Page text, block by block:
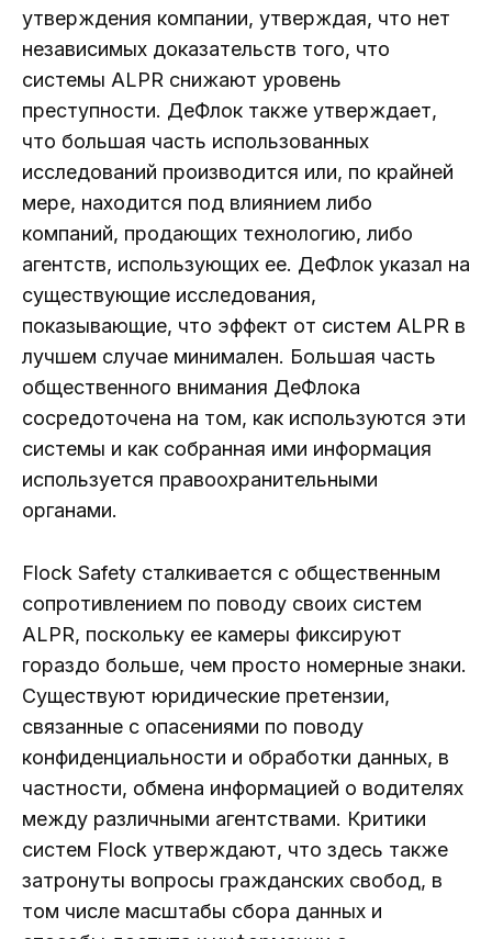
утверждения компании, утверждая, что нет
независимых доказательств того, что
системы ALPR снижают уровень
преступности. ДеФлок также утверждает,
что большая часть использованных
исследований производится или, по крайней
мере, находится под влиянием либо
компаний, продающих технологию, либо
агентств, использующих ее. ДеФлок указал на
существующие исследования,
показывающие, что эффект от систем ALPR в
лучшем случае минимален. Большая часть
общественного внимания ДеФлока
сосредоточена на том, как используются эти
системы и как собранная ими информация
используется правоохранительными
органами.
Flock Safety сталкивается с общественным
сопротивлением по поводу своих систем
ALPR, поскольку ее камеры фиксируют
гораздо больше, чем просто номерные знаки.
Существуют юридические претензии,
связанные с опасениями по поводу
конфиденциальности и обработки данных, в
частности, обмена информацией о водителях
между различными агентствами. Критики
систем Flock утверждают, что здесь также
затронуты вопросы гражданских свобод, в
том числе масштабы сбора данных и